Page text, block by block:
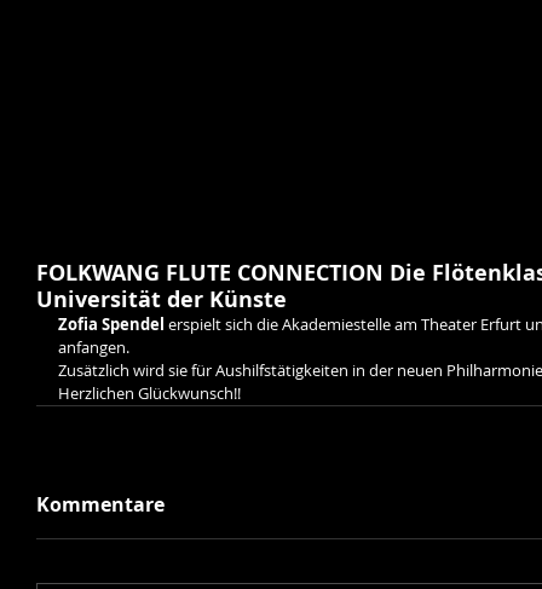
FOLKWANG FLUTE CONNECTION Die
Universität der Künste
Zofia Spendel erspielt sich die Akademiestelle am Theater Erfurt
anfangen.
Zusätzlich wird sie für Aushilfstätigkeiten in der neuen
Herzlichen Glückwunsch!!
Kommentare